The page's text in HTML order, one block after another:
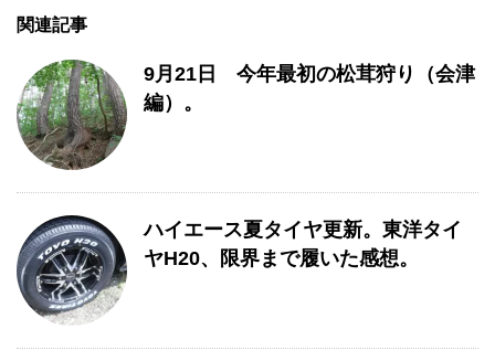
関連記事
9月21日 今年最初の松茸狩り（会津
編）。
ハイエース夏タイヤ更新。東洋タイ
ヤH20、限界まで履いた感想。